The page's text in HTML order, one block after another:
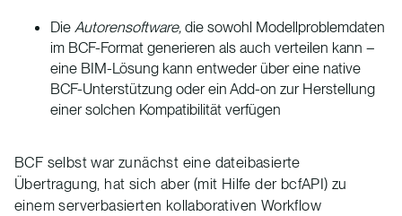
Die Autorensoftware, die sowohl Modellproblemdaten
im BCF-Format generieren als auch verteilen kann –
eine BIM-Lösung kann entweder über eine native
BCF-Unterstützung oder ein Add-on zur Herstellung
einer solchen Kompatibilität verfügen
BCF selbst war zunächst eine dateibasierte
Übertragung, hat sich aber (mit Hilfe der bcfAPI) zu
einem serverbasierten kollaborativen Workflow